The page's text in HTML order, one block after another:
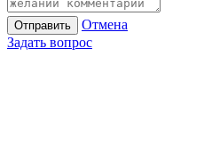
Отправить
Отмена
Задать вопрос